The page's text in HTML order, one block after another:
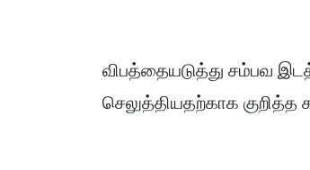
விபத்தையடுத்து சம்பவ
செலுத்தியதற்காக